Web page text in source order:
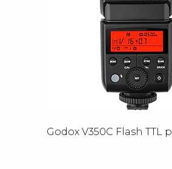
Godox V350C Flash TTL